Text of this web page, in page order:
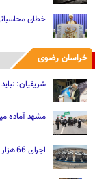
خطای
خراسان رضوی
شریفیان:
مشهد آماده
اجرای 66 هزار واحد نهضت ملی مسکن در خراسان رضوی